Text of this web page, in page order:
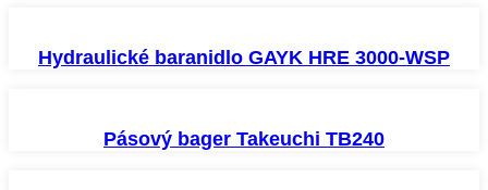
Hydraulické baranidlo GAYK HRE 3000-WSP
Pásový bager Takeuchi TB240